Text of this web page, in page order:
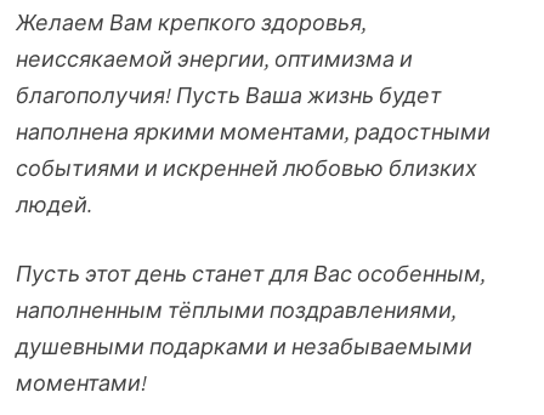
Желаем Вам крепкого здоровья,
неиссякаемой энергии, оптимизма и
благополучия! Пусть Ваша жизнь будет
наполнена яркими моментами, радостными
событиями и искренней любовью близких
людей.
Пусть этот день станет для Вас особенным,
наполненным тёплыми поздравлениями,
душевными подарками и незабываемыми
моментами!